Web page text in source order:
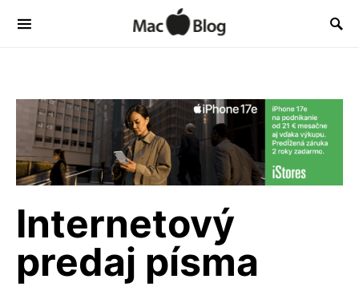
Internetový
predaj písma